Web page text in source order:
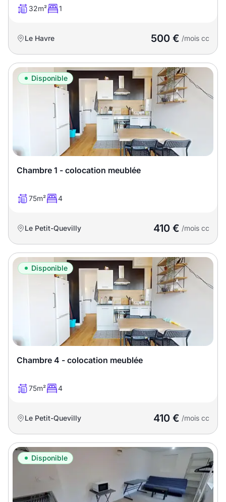
32m² 1
Le Havre 500 € /mois cc
Disponible
Chambre 1 - colocation meublée
75m² 4
Le Petit-Quevilly 410 € /mois cc
Disponible
Chambre 4 - colocation meublée
75m² 4
Le Petit-Quevilly 410 € /mois cc
Disponible